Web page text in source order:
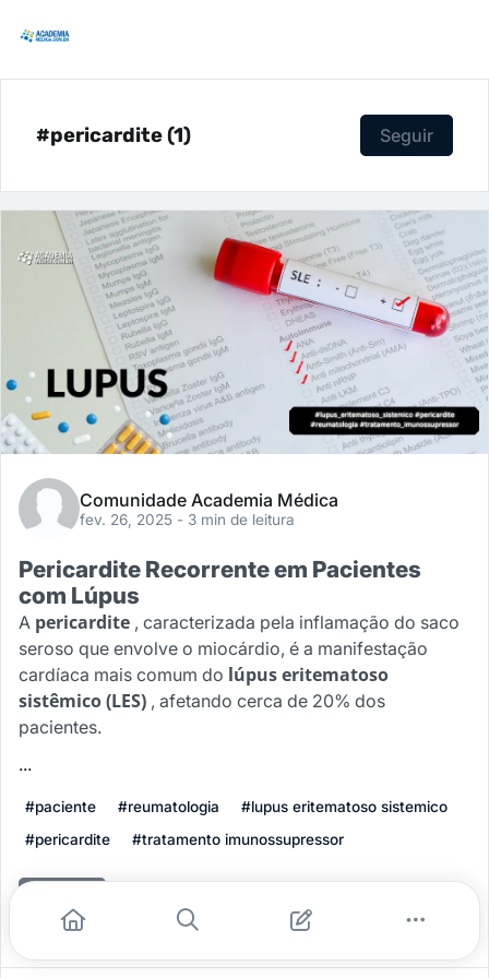
#pericardite (1) Seguir
Comunidade Academia Médica
fev. 26, 2025 - 3 min de leitura
Pericardite Recorrente em Pacientes
com Lúpus
A pericardite , caracterizada pela inflamação do saco
seroso que envolve o miocárdio, é a manifestação
cardíaca mais comum do lúpus eritematoso
sistêmico (LES) , afetando cerca de 20% dos
pacientes.
...
#paciente #reumatologia
#lupus eritematoso sistemico
#pericardite
#tratamento imunossupressor
Leia mais